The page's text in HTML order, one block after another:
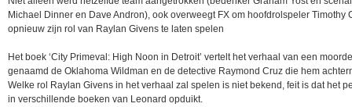
Michael Dinner en Dave Andron), ook overweegt FX om hoofdrolspeler Timothy
opnieuw zijn rol van Raylan Givens te laten spelen
Het boek ‘City Primeval: High Noon in Detroit’ vertelt het verhaal van een
genaamd de Oklahoma Wildman en de detective Raymond Cruz die hem
Welke rol Raylan Givens in het verhaal zal spelen is niet bekend, feit is dat het
in verschillende boeken van Leonard opduikt.